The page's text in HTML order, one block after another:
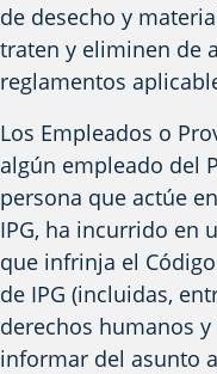
de desecho y
traten y eliminen de
reglamentos
Los Empleados o
algún empleado del
persona que actúe
IPG, ha incurrido en
que infrinja el
de IPG (incluidas,
derechos humanos
informar del asunto